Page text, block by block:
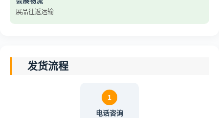
展品往返运输
发货流程
1
电话咨询